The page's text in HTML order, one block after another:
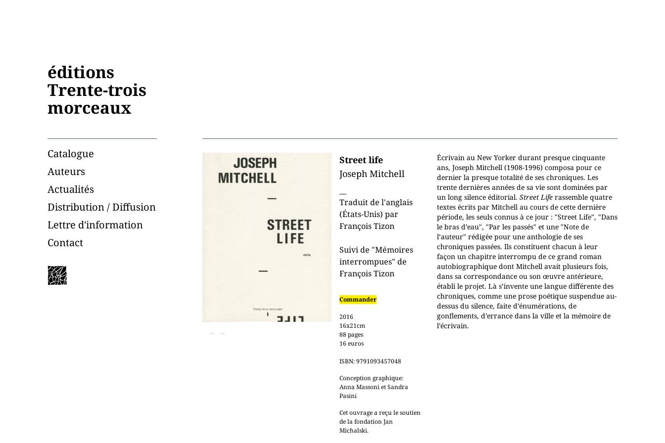
éditions
Trente-trois
morceaux
← →
Street life
Joseph Mitchell
Traduit de l'anglais
(États-Unis) par
François Tizon
Suivi de "Mémoires
interrompues" de
François Tizon
Commander
2016
16x21cm
88 pages
16 euros
ISBN: 9791093457048
Conception graphique:
Anna Massoni et Sandra
Pasini
Cet ouvrage a reçu le soutien
de la fondation Jan
Michalski.
Écrivain au New Yorker durant presque cinquante
ans, Joseph Mitchell (1908-1996) composa pour ce
dernier la presque totalité de ses chroniques. Les
trente dernières années de sa vie sont dominées par
un long silence éditorial. Street Liferassemble quatre
textes écrits par Mitchell au cours de cette dernière
période, les seuls connus à ce jour : "Street Life", "Dans
le bras d’eau", "Par les passés" et une "Note de
l’auteur" rédigée pour une anthologie de ses
chroniques passées. Ils constituent chacun à leur
façon un chapitre interrompu de ce grand roman
autobiographique dont Mitchell avait plusieurs fois,
dans sa correspondance ou son œuvre antérieure,
établi le projet. Là s’invente une langue différente des
chroniques, comme une prose poétique suspendue au-
dessus du silence, faite d’énumérations, de
gonflements, d’errance dans la ville et la mémoire de
l’écrivain.
Catalogue
Auteurs
Actualités
Distribution / Diffusion
Lettre d'information
Contact